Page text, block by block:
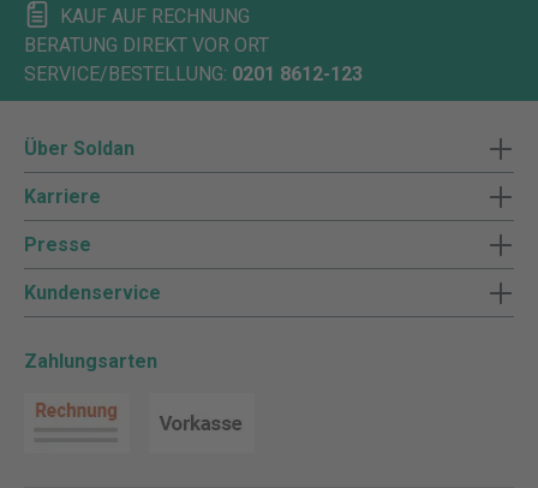
KAUF AUF RECHNUNG
BERATUNG DIREKT VOR ORT
SERVICE/BESTELLUNG: 0201 8612-123
Über Soldan
Karriere
Presse
Kundenservice
Zahlungsarten